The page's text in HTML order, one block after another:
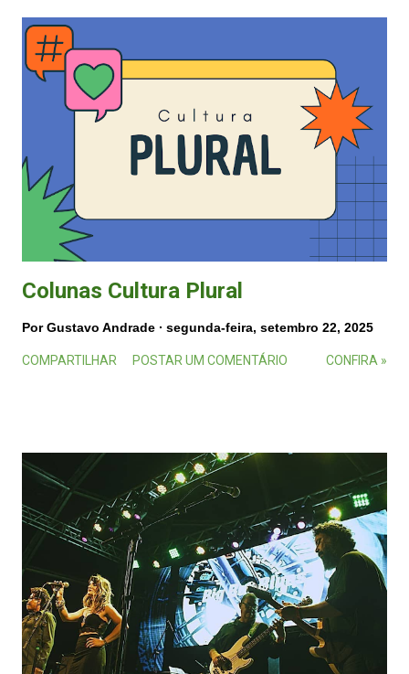
Colunas Cultura Plural
PorGustavo Andrade segunda-feira, setembro 22, 2025
COMPARTILHAR POSTAR UM COMENTÁRIO CONFIRA »